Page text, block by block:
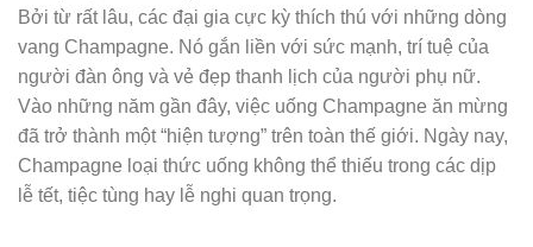
Bởi từ rất lâu, các đại gia cực kỳ thích thú với những dòng
vang Champagne. Nó gắn liền với sức mạnh, trí tuệ của
người đàn ông và vẻ đẹp thanh lịch của người phụ nữ.
Vào những năm gần đây, việc uống Champagne ăn mừng
đã trở thành một “hiện tượng” trên toàn thế giới. Ngày nay,
Champagne loại thức uống không thể thiếu trong các dịp
lễ tết, tiệc tùng hay lễ nghi quan trọng.